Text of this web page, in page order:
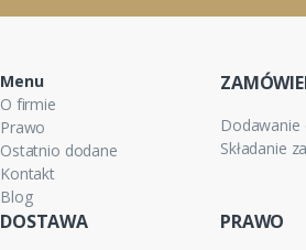
Menu
O firmie
Prawo
Ostatnio dodane
Kontakt
Blog
Dodawanie
Składanie
DOSTAWA PRAWO